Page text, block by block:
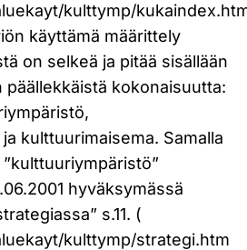
kulttymp/
käyttämä määrittely
on selkeä ja pitää sisällään
päällekkäistä kokonaisuutta:
kulttuurimaisema. Samalla
hyväksymässä
s.11. (
kulttymp/strategi.htm